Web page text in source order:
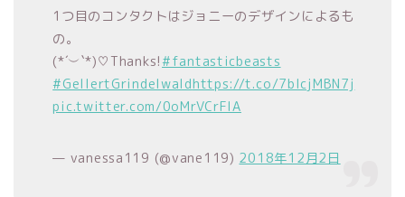
1つ目のコンタクトはジョニーのデザインによるも
の。
(*´︶`*)♡Thanks!#fantasticbeasts
#GellertGrindelwaldhttps://t.co/7blcjMBN7j
pic.twitter.com/0oMrVCrFlA
— vanessa119 (@vane119) 2018年12月2日